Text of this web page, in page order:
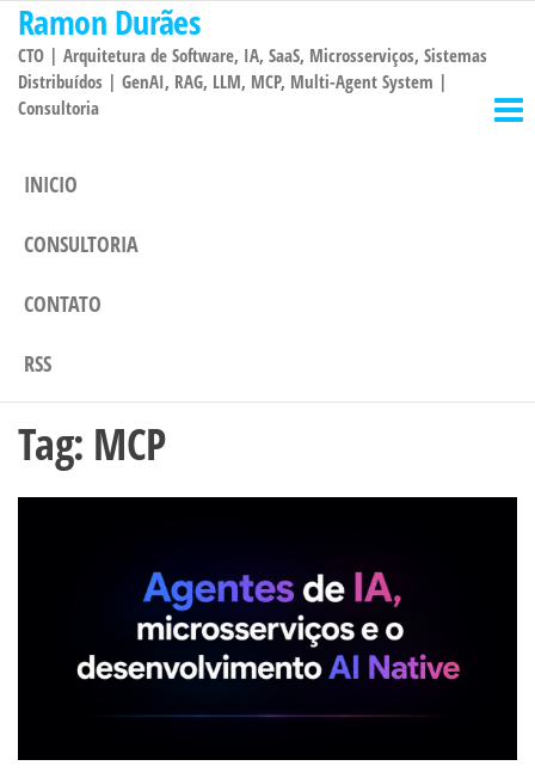
Pular
para
conteúdo
Ramon Durães
CTO | Arquitetura de Software, IA, SaaS, Microsserviços, Sistemas
Distribuídos | GenAI, RAG, LLM, MCP, Multi-Agent System |
Consultoria
INICIO
CONSULTORIA
CONTATO
RSS
Tag: MCP